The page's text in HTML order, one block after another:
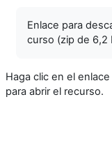
Enlace para
curso (zip de 6,2
Haga clic en el enlace
para abrir el recurso.